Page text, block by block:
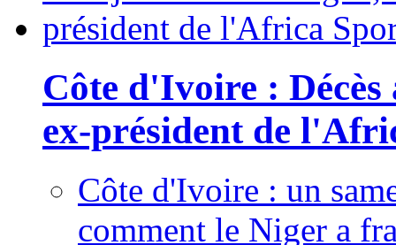
Côte d'Ivoire :
ex-président de
Côte d'Ivoire : un
comment le Niger a